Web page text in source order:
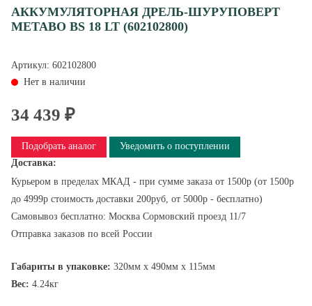
АККУМУЛЯТОРНАЯ ДРЕЛЬ-ШУРУПОВЕРТ
METABO BS 18 LT (602102800)
Артикул: 602102800
Нет в наличии
34 439 ₽
Подобрать аналог
Уведомить о поступлении
Доставка:
Курьером в пределах МКАД - при сумме заказа от 1500р (от 1500р
до 4999р стоимость доставки 200руб, от 5000р - бесплатно)
Самовывоз бесплатно: Москва Сормовский проезд 11/7
Отправка заказов по всей России
Габариты в упаковке: 320мм x 490мм x 115мм
Вес: 4.24кг